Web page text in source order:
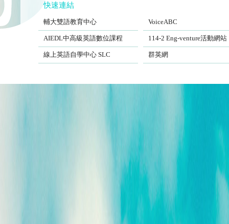
快速連結
FJCUBEC
輔大雙語教育中心
VoiceABC
AIEDL中高級英語數位課程
AIEDL中高級英語數位課程
114-2 Eng-venture活動網站
Self-Learning Center
線上英語自學中心 SLC
群英網